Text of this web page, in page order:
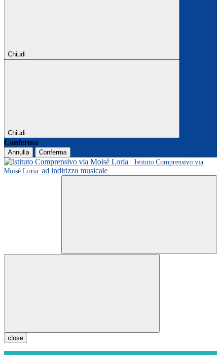
Chiudi
Chiudi
Conferma
Annulla
Conferma
Istituto Comprensivo via
Moisè Loria ad indirizzo musicale
close